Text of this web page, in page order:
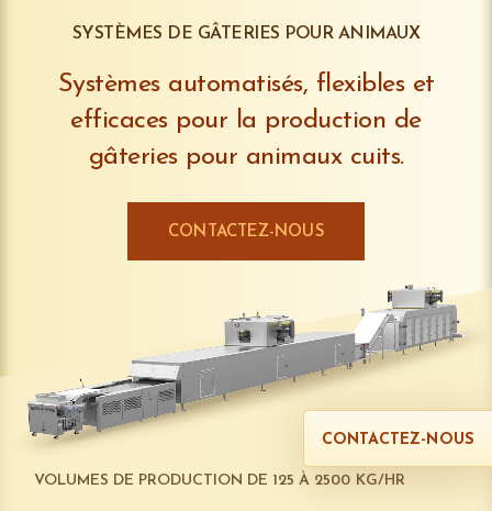
SYSTÈMES DE GÂTERIES POUR ANIMAUX
Systèmes automatisés, flexibles et
efficaces pour la production de
gâteries pour animaux cuits.
CONTACTEZ-NOUS
VOLUMES DE PRODUCTION DE 125 À 2500 KG/HR
CONTACTEZ-NOUS